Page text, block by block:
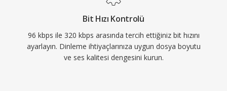
Bit Hızı Kontrolü
96 kbps ile 320 kbps arasında tercih ettiğiniz bit hızını
ayarlayın. Dinleme ihtiyaçlarınıza uygun dosya boyutu
ve ses kalitesi dengesini kurun.